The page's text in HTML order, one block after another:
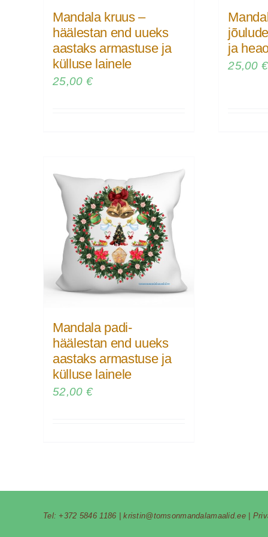
Mandala kruus –
häälestan end uueks
aastaks armastuse ja
külluse lainele
25,00 €
ja
25,00€
Mandala padi-
häälestan end uueks
aastaks armastuse ja
külluse lainele
52,00 €
Tel: +372 5846 1186 |kristin@tomsonmandalamaalid.ee|